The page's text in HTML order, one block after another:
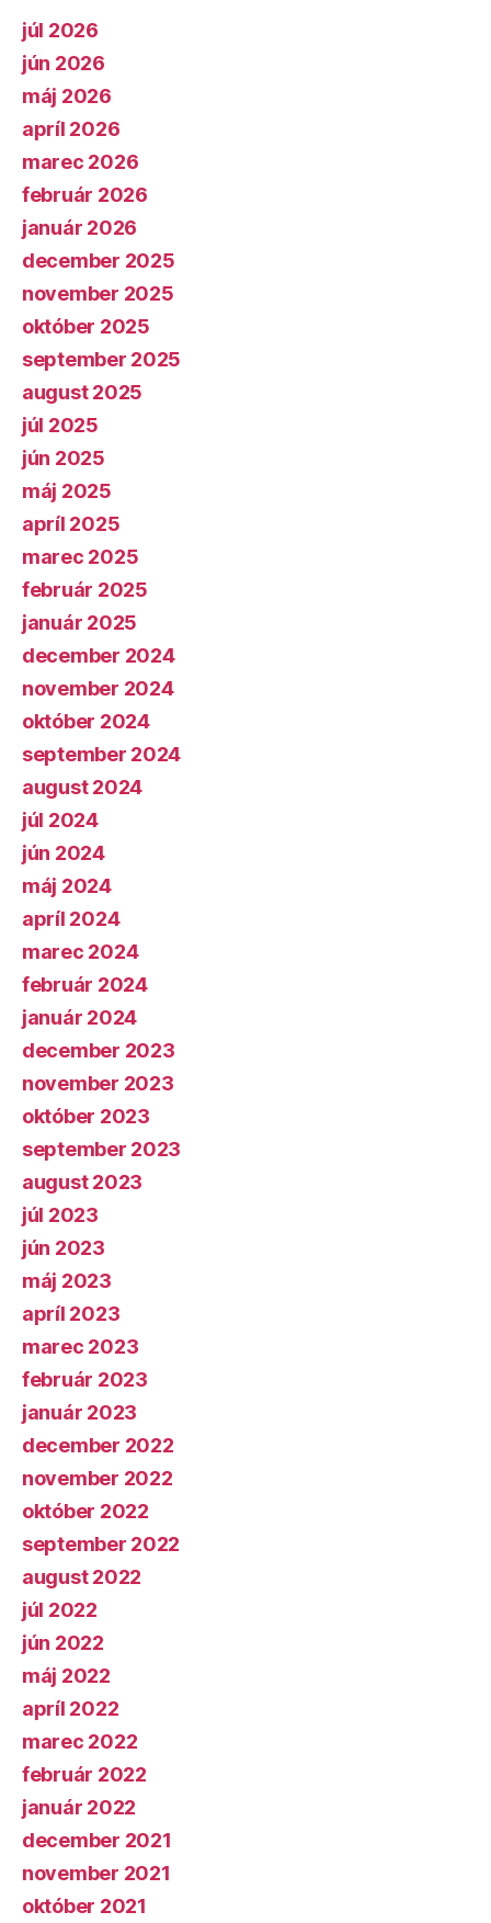
júl 2026
jún 2026
máj 2026
apríl 2026
marec 2026
február 2026
január 2026
december 2025
november 2025
október 2025
september 2025
august 2025
júl 2025
jún 2025
máj 2025
apríl 2025
marec 2025
február 2025
január 2025
december 2024
november 2024
október 2024
september 2024
august 2024
júl 2024
jún 2024
máj 2024
apríl 2024
marec 2024
február 2024
január 2024
december 2023
november 2023
október 2023
september 2023
august 2023
júl 2023
jún 2023
máj 2023
apríl 2023
marec 2023
február 2023
január 2023
december 2022
november 2022
október 2022
september 2022
august 2022
júl 2022
jún 2022
máj 2022
apríl 2022
marec 2022
február 2022
január 2022
december 2021
november 2021
október 2021